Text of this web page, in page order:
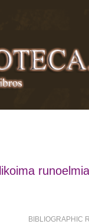
BIBLIOGRAPHIC